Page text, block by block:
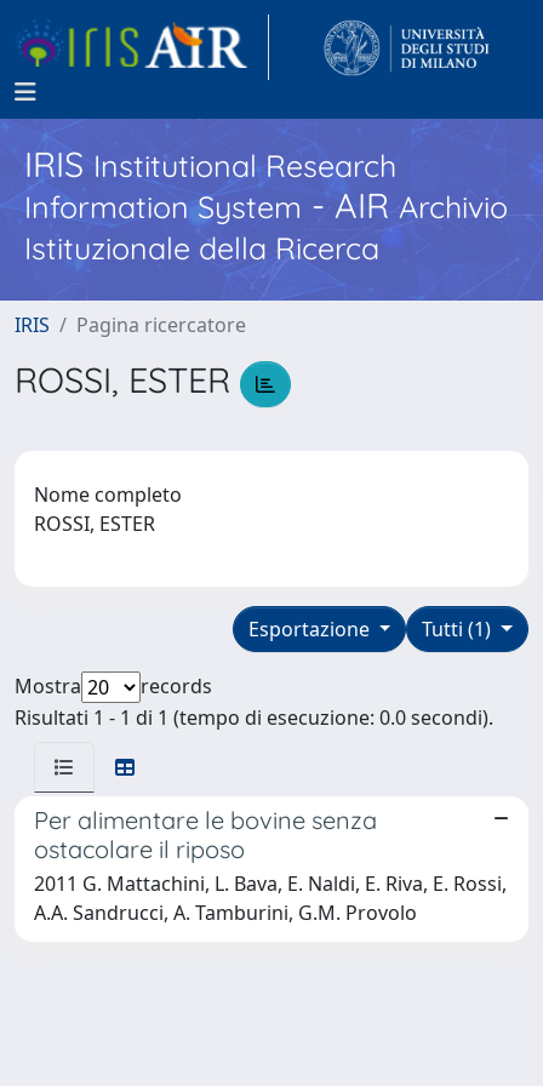
IRISInstitutional Research
Information System - AIR Archivio
Istituzionale della Ricerca
IRIS Pagina ricercatore
ROSSI, ESTER
Nome completo
ROSSI, ESTER
Tutti (1)
Esportazione
Mostra
records
Risultati 1 - 1 di 1 (tempo di esecuzione: 0.0 secondi).
Per alimentare le bovine senza
ostacolare il riposo
2011 G. Mattachini, L. Bava, E. Naldi, E. Riva, E. Rossi,
A.A. Sandrucci, A. Tamburini, G.M. Provolo